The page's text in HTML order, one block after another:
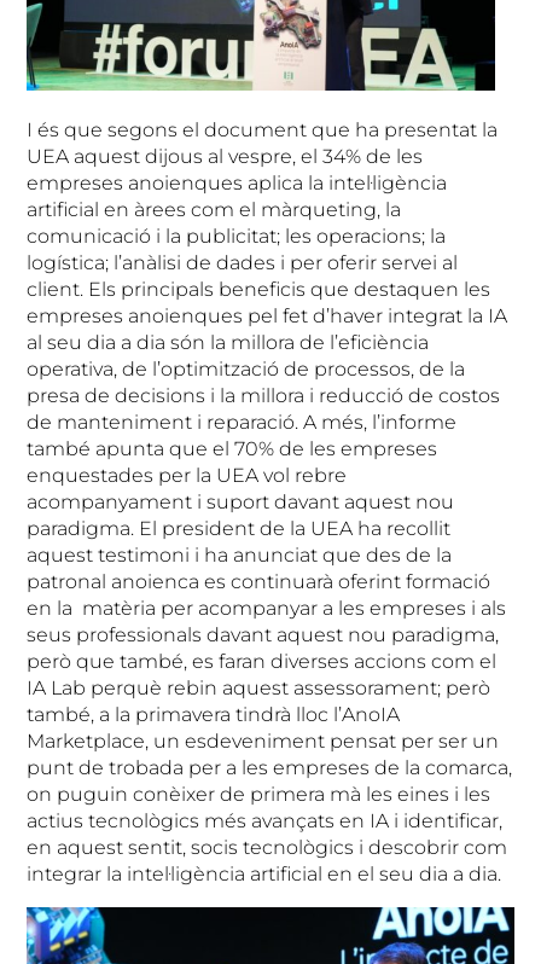
I és que segons el document que ha presentat la
UEA aquest dijous al vespre, el 34% de les
empreses anoienques aplica la intel·ligència
artificial en àrees com el màrqueting, la
comunicació i la publicitat; les operacions; la
logística; l’anàlisi de dades i per oferir servei al
client. Els principals beneficis que destaquen les
empreses anoienques pel fet d’haver integrat la IA
al seu dia a dia són la millora de l’eficiència
operativa, de l’optimització de processos, de la
presa de decisions i la millora i reducció de costos
de manteniment i reparació. A més, l’informe
també apunta que el 70% de les empreses
enquestades per la UEA vol rebre
acompanyament i suport davant aquest nou
paradigma. El president de la UEA ha recollit
aquest testimoni i ha anunciat que des de la
patronal anoienca es continuarà oferint formació
en la matèria per acompanyar a les empreses i als
seus professionals davant aquest nou paradigma,
però que també, es faran diverses accions com el
IA Lab perquè rebin aquest assessorament; però
també, a la primavera tindrà lloc l’AnoIA
Marketplace, un esdeveniment pensat per ser un
punt de trobada per a les empreses de la comarca,
on puguin conèixer de primera mà les eines i les
actius tecnològics més avançats en IA i identificar,
en aquest sentit, socis tecnològics i descobrir com
integrar la intel·ligència artificial en el seu dia a dia.